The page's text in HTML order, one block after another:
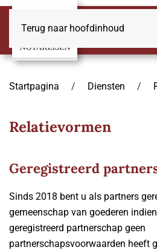
Terug naar hoofdinhoud
Startpagina Diensten
Relatievormen
Geregistreerd
Sinds 2018 bent u als partners
gemeenschap van goederen
geregistreerd partnerschap geen
partnerschapsvoorwaarden heeft